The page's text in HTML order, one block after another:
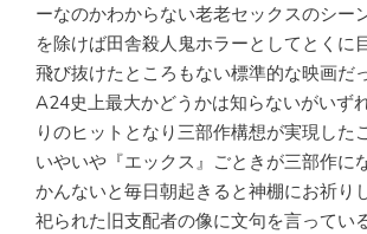
ーなのかわからない老老セックスのシー
を除けば田舎殺人鬼ホラーとしてとくに
飛び抜けたところもない標準的な映画だ
A24史上最大かどうかは知らないがいず
りのヒットとなり三部作構想が実現した
いやいや『エックス』ごときが三部作に
かんないと毎日朝起きると神棚にお祈り
祀られた旧支配者の像に文句を言ってい